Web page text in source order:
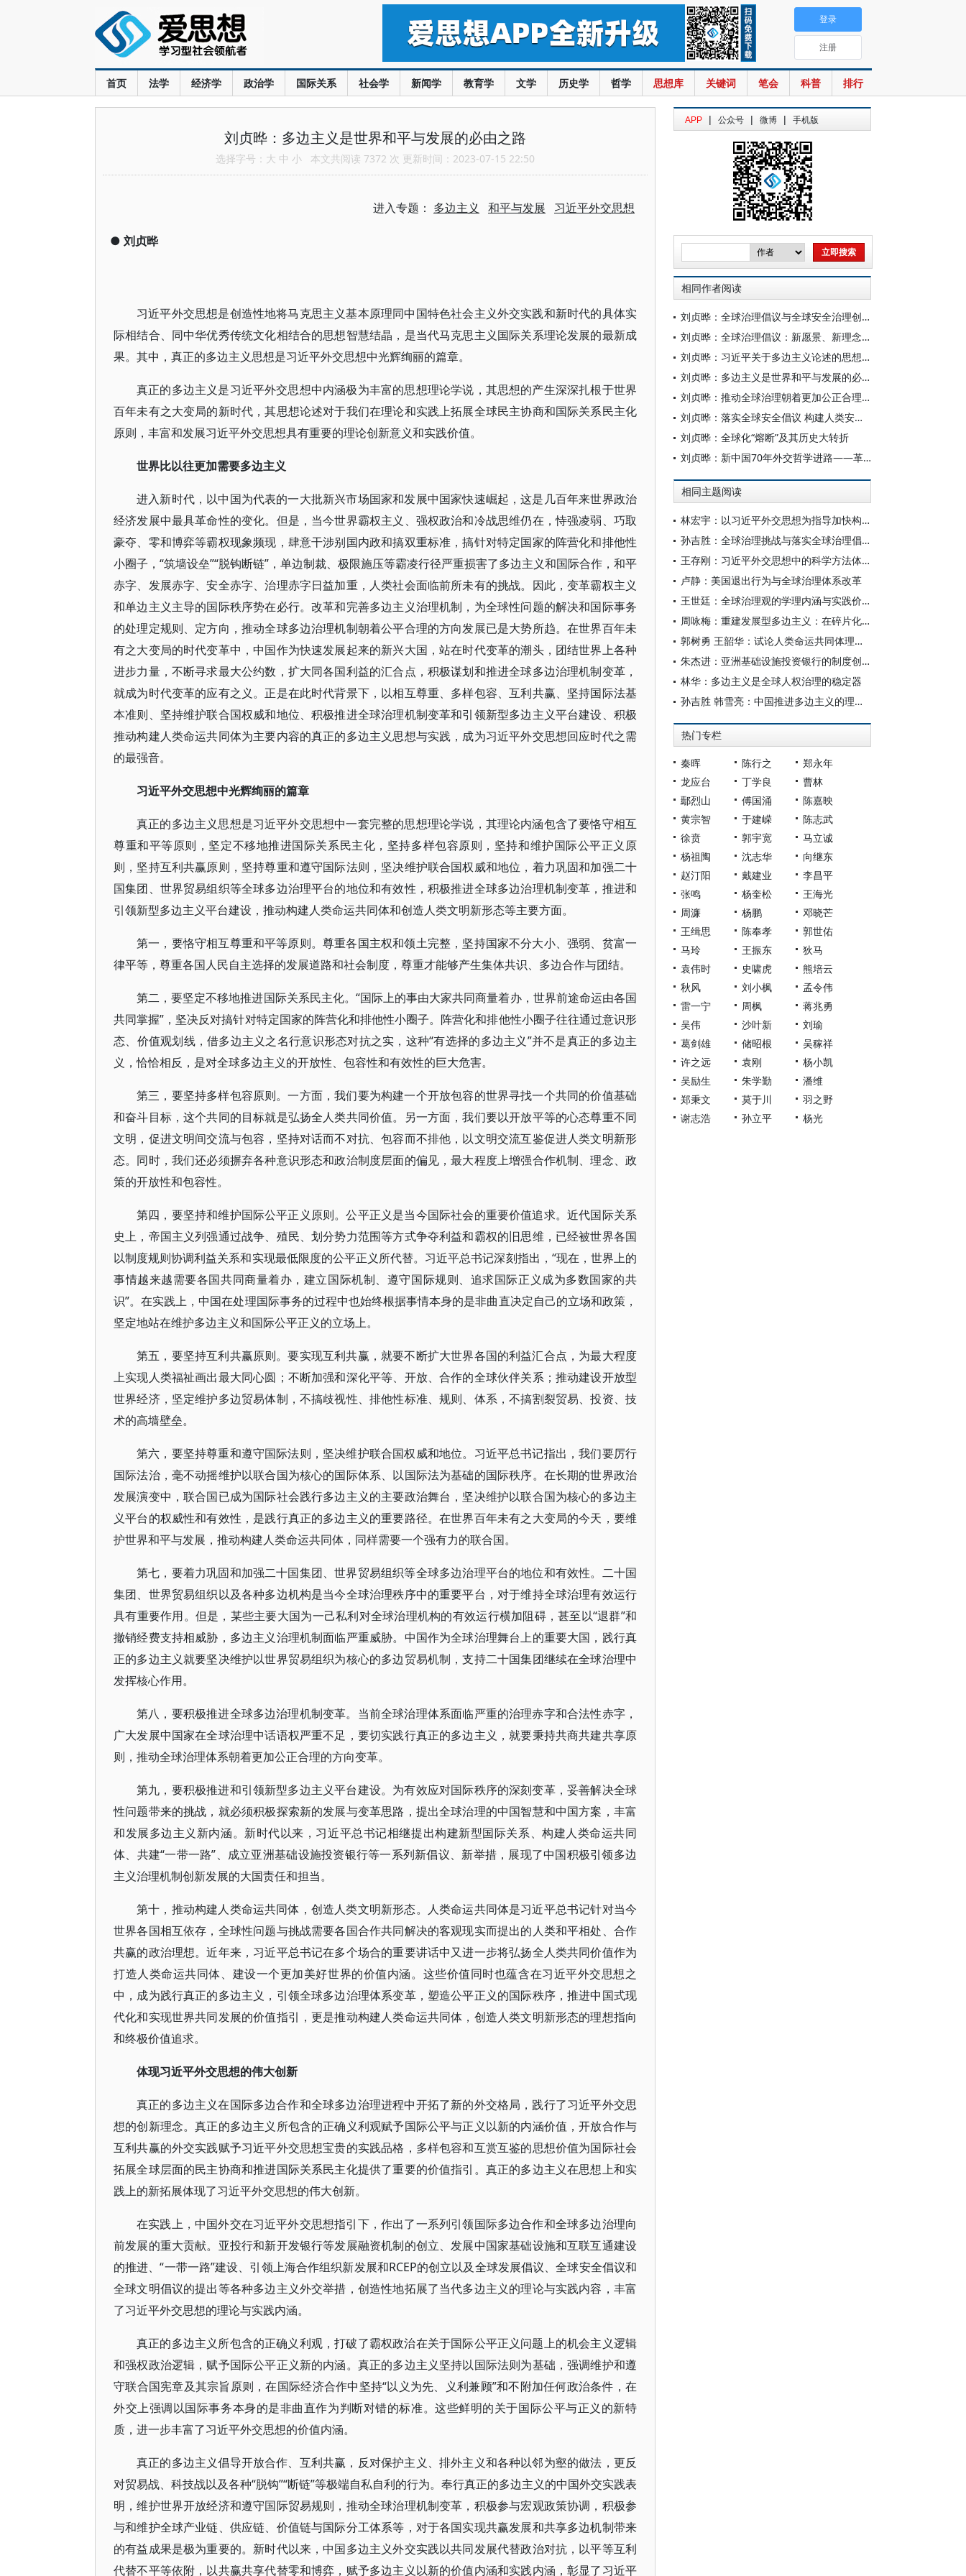
首页 法学 经济学 政治学 国际关系 社会学 新闻学 教育学 文学 历史学 哲学 思想库 关键词 笔会 科普 排行
登录
注册
刘贞晔：多边主义是世界和平与发展的必由之路
选择字号： 大 中 小 本文共阅读 7372 次 更新时间：2023-07-15 22:50
进入专题： 多边主义 和平与发展 习近平外交思想
● 刘贞晔
习近平外交思想是创造性地将马克思主义基本原理同中国特色社会主义外交实践和新时代的具体实
际相结合、同中华优秀传统文化相结合的思想智慧结晶，是当代马克思主义国际关系理论发展的最新成
果。其中，真正的多边主义思想是习近平外交思想中光辉绚丽的篇章。
真正的多边主义是习近平外交思想中内涵极为丰富的思想理论学说，其思想的产生深深扎根于世界
百年未有之大变局的新时代，其思想论述对于我们在理论和实践上拓展全球民主协商和国际关系民主化
原则，丰富和发展习近平外交思想具有重要的理论创新意义和实践价值。
世界比以往更加需要多边主义
进入新时代，以中国为代表的一大批新兴市场国家和发展中国家快速崛起，这是几百年来世界政治
经济发展中最具革命性的变化。但是，当今世界霸权主义、强权政治和冷战思维仍在，恃强凌弱、巧取
豪夺、零和博弈等霸权现象频现，肆意干涉别国内政和搞双重标准，搞针对特定国家的阵营化和排他性
小圈子，“筑墙设垒”“脱钩断链”，单边制裁、极限施压等霸凌行径严重损害了多边主义和国际合作，和平
赤字、发展赤字、安全赤字、治理赤字日益加重，人类社会面临前所未有的挑战。因此，变革霸权主义
和单边主义主导的国际秩序势在必行。改革和完善多边主义治理机制，为全球性问题的解决和国际事务
的处理定规则、定方向，推动全球多边治理机制朝着公平合理的方向发展已是大势所趋。在世界百年未
有之大变局的时代变革中，中国作为快速发展起来的新兴大国，站在时代变革的潮头，团结世界上各种
进步力量，不断寻求最大公约数，扩大同各国利益的汇合点，积极谋划和推进全球多边治理机制变革，
就成为时代变革的应有之义。正是在此时代背景下，以相互尊重、多样包容、互利共赢、坚持国际法基
本准则、坚持维护联合国权威和地位、积极推进全球治理机制变革和引领新型多边主义平台建设、积极
推动构建人类命运共同体为主要内容的真正的多边主义思想与实践，成为习近平外交思想回应时代之需
的最强音。
习近平外交思想中光辉绚丽的篇章
真正的多边主义思想是习近平外交思想中一套完整的思想理论学说，其理论内涵包含了要恪守相互
尊重和平等原则，坚定不移地推进国际关系民主化，坚持多样包容原则，坚持和维护国际公平正义原
则，坚持互利共赢原则，坚持尊重和遵守国际法则，坚决维护联合国权威和地位，着力巩固和加强二十
国集团、世界贸易组织等全球多边治理平台的地位和有效性，积极推进全球多边治理机制变革，推进和
引领新型多边主义平台建设，推动构建人类命运共同体和创造人类文明新形态等主要方面。
第一，要恪守相互尊重和平等原则。尊重各国主权和领土完整，坚持国家不分大小、强弱、贫富一
律平等，尊重各国人民自主选择的发展道路和社会制度，尊重才能够产生集体共识、多边合作与团结。
第二，要坚定不移地推进国际关系民主化。“国际上的事由大家共同商量着办，世界前途命运由各国
共同掌握”，坚决反对搞针对特定国家的阵营化和排他性小圈子。阵营化和排他性小圈子往往通过意识形
态、价值观划线，借多边主义之名行意识形态对抗之实，这种“有选择的多边主义”并不是真正的多边主
义，恰恰相反，是对全球多边主义的开放性、包容性和有效性的巨大危害。
第三，要坚持多样包容原则。一方面，我们要为构建一个开放包容的世界寻找一个共同的价值基础
和奋斗目标，这个共同的目标就是弘扬全人类共同价值。另一方面，我们要以开放平等的心态尊重不同
文明，促进文明间交流与包容，坚持对话而不对抗、包容而不排他，以文明交流互鉴促进人类文明新形
态。同时，我们还必须摒弃各种意识形态和政治制度层面的偏见，最大程度上增强合作机制、理念、政
策的开放性和包容性。
第四，要坚持和维护国际公平正义原则。公平正义是当今国际社会的重要价值追求。近代国际关系
史上，帝国主义列强通过战争、殖民、划分势力范围等方式争夺利益和霸权的旧思维，已经被世界各国
以制度规则协调利益关系和实现最低限度的公平正义所代替。习近平总书记深刻指出，“现在，世界上的
事情越来越需要各国共同商量着办，建立国际机制、遵守国际规则、追求国际正义成为多数国家的共
识”。在实践上，中国在处理国际事务的过程中也始终根据事情本身的是非曲直决定自己的立场和政策，
坚定地站在维护多边主义和国际公平正义的立场上。
第五，要坚持互利共赢原则。要实现互利共赢，就要不断扩大世界各国的利益汇合点，为最大程度
上实现人类福祉画出最大同心圆；不断加强和深化平等、开放、合作的全球伙伴关系；推动建设开放型
世界经济，坚定维护多边贸易体制，不搞歧视性、排他性标准、规则、体系，不搞割裂贸易、投资、技
术的高墙壁垒。
第六，要坚持尊重和遵守国际法则，坚决维护联合国权威和地位。习近平总书记指出，我们要厉行
国际法治，毫不动摇维护以联合国为核心的国际体系、以国际法为基础的国际秩序。在长期的世界政治
发展演变中，联合国已成为国际社会践行多边主义的主要政治舞台，坚决维护以联合国为核心的多边主
义平台的权威性和有效性，是践行真正的多边主义的重要路径。在世界百年未有之大变局的今天，要维
护世界和平与发展，推动构建人类命运共同体，同样需要一个强有力的联合国。
第七，要着力巩固和加强二十国集团、世界贸易组织等全球多边治理平台的地位和有效性。二十国
集团、世界贸易组织以及各种多边机构是当今全球治理秩序中的重要平台，对于维持全球治理有效运行
具有重要作用。但是，某些主要大国为一己私利对全球治理机构的有效运行横加阻碍，甚至以“退群”和
撤销经费支持相威胁，多边主义治理机制面临严重威胁。中国作为全球治理舞台上的重要大国，践行真
正的多边主义就要坚决维护以世界贸易组织为核心的多边贸易机制，支持二十国集团继续在全球治理中
发挥核心作用。
第八，要积极推进全球多边治理机制变革。当前全球治理体系面临严重的治理赤字和合法性赤字，
广大发展中国家在全球治理中话语权严重不足，要切实践行真正的多边主义，就要秉持共商共建共享原
则，推动全球治理体系朝着更加公正合理的方向变革。
第九，要积极推进和引领新型多边主义平台建设。为有效应对国际秩序的深刻变革，妥善解决全球
性问题带来的挑战，就必须积极探索新的发展与变革思路，提出全球治理的中国智慧和中国方案，丰富
和发展多边主义新内涵。新时代以来，习近平总书记相继提出构建新型国际关系、构建人类命运共同
体、共建“一带一路”、成立亚洲基础设施投资银行等一系列新倡议、新举措，展现了中国积极引领多边
主义治理机制创新发展的大国责任和担当。
第十，推动构建人类命运共同体，创造人类文明新形态。人类命运共同体是习近平总书记针对当今
世界各国相互依存，全球性问题与挑战需要各国合作共同解决的客观现实而提出的人类和平相处、合作
共赢的政治理想。近年来，习近平总书记在多个场合的重要讲话中又进一步将弘扬全人类共同价值作为
打造人类命运共同体、建设一个更加美好世界的价值内涵。这些价值同时也蕴含在习近平外交思想之
中，成为践行真正的多边主义，引领全球多边治理体系变革，塑造公平正义的国际秩序，推进中国式现
代化和实现世界共同发展的价值指引，更是推动构建人类命运共同体，创造人类文明新形态的理想指向
和终极价值追求。
体现习近平外交思想的伟大创新
真正的多边主义在国际多边合作和全球多边治理进程中开拓了新的外交格局，践行了习近平外交思
想的创新理念。真正的多边主义所包含的正确义利观赋予国际公平与正义以新的内涵价值，开放合作与
互利共赢的外交实践赋予习近平外交思想宝贵的实践品格，多样包容和互赏互鉴的思想价值为国际社会
拓展全球层面的民主协商和推进国际关系民主化提供了重要的价值指引。真正的多边主义在思想上和实
践上的新拓展体现了习近平外交思想的伟大创新。
在实践上，中国外交在习近平外交思想指引下，作出了一系列引领国际多边合作和全球多边治理向
前发展的重大贡献。亚投行和新开发银行等发展融资机制的创立、发展中国家基础设施和互联互通建设
的推进、“一带一路”建设、引领上海合作组织新发展和RCEP的创立以及全球发展倡议、全球安全倡议和
全球文明倡议的提出等各种多边主义外交举措，创造性地拓展了当代多边主义的理论与实践内容，丰富
了习近平外交思想的理论与实践内涵。
真正的多边主义所包含的正确义利观，打破了霸权政治在关于国际公平正义问题上的机会主义逻辑
和强权政治逻辑，赋予国际公平正义新的内涵。真正的多边主义坚持以国际法则为基础，强调维护和遵
守联合国宪章及其宗旨原则，在国际经济合作中坚持“以义为先、义利兼顾”和不附加任何政治条件，在
外交上强调以国际事务本身的是非曲直作为判断对错的标准。这些鲜明的关于国际公平与正义的新特
质，进一步丰富了习近平外交思想的价值内涵。
真正的多边主义倡导开放合作、互利共赢，反对保护主义、排外主义和各种以邻为壑的做法，更反
对贸易战、科技战以及各种“脱钩”“断链”等极端自私自利的行为。奉行真正的多边主义的中国外交实践表
明，维护世界开放经济和遵守国际贸易规则，推动全球治理机制变革，积极参与宏观政策协调，积极参
与和维护全球产业链、供应链、价值链与国际分工体系等，对于各国实现共赢发展和共享多边机制带来
的有益成果是极为重要的。新时代以来，中国多边主义外交实践以共同发展代替政治对抗，以平等互利
代替不平等依附，以共赢共享代替零和博弈，赋予多边主义以新的价值内涵和实践内涵，彰显了习近平
APP | 公众号 | 微博 | 手机版
相同作者阅读
刘贞晔：全球治理倡议与全球安全治理创新
刘贞晔：全球治理倡议：新愿景、新理念、新路径
刘贞晔：习近平关于多边主义论述的思想内涵和实践价值
刘贞晔：多边主义是世界和平与发展的必由之路
刘贞晔：推动全球治理朝着更加公正合理的方向发展
刘贞晔：落实全球安全倡议 构建人类安全共同体
刘贞晔：全球化“熔断”及其历史大转折
刘贞晔：新中国70年外交哲学进路——革命、平等与引领
相同主题阅读
林宏宇：以习近平外交思想为指导加快构建中国国际关系学自主知识体系
孙吉胜：全球治理挑战与落实全球治理倡议的主要路径
王存刚：习近平外交思想中的科学方法体系及其实践价值
卢静：美国退出行为与全球治理体系改革
王世廷：全球治理观的学理内涵与实践价值
周咏梅：重建发展型多边主义：在碎片化世界中重塑信任、协调与集体行动
郭树勇 王韶华：试论人类命运共同体理念的学理化研究起点
朱杰进：亚洲基础设施投资银行的制度创新与多边合作实践
林华：多边主义是全球人权治理的稳定器
孙吉胜 韩雪亮：中国推进多边主义的理念、主张与实践
热门专栏
秦晖 陈行之
郑永年
龙应台
丁学良
曹林
鄢烈山
傅国涌
陈嘉映
黄宗智
于建嵘
陈志武
徐贲
郭宇宽
马立诚
杨祖陶
沈志华
向继东
赵汀阳
戴建业
李昌平
张鸣
杨奎松
王海光
周濂
杨鹏
邓晓芒
王缉思
陈奉孝
郭世佑
马玲
王振东
狄马
袁伟时
史啸虎
熊培云
秋风
刘小枫
孟令伟
雷一宁
周枫
蒋兆勇
吴伟
沙叶新
刘瑜
葛剑雄
储昭根
吴稼祥
许之远
袁刚
杨小凯
吴励生
朱学勤
潘维
郑秉文
莫于川
羽之野
谢志浩
孙立平 杨光